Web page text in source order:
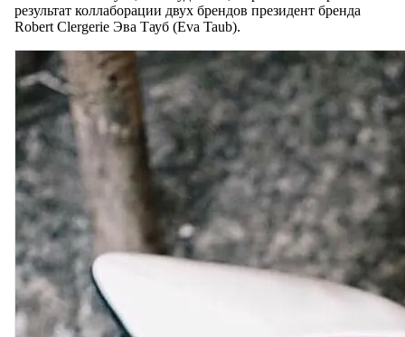
результат коллаборации двух брендов президент бренда
Robert Clergerie Эва Тауб (Eva Taub).